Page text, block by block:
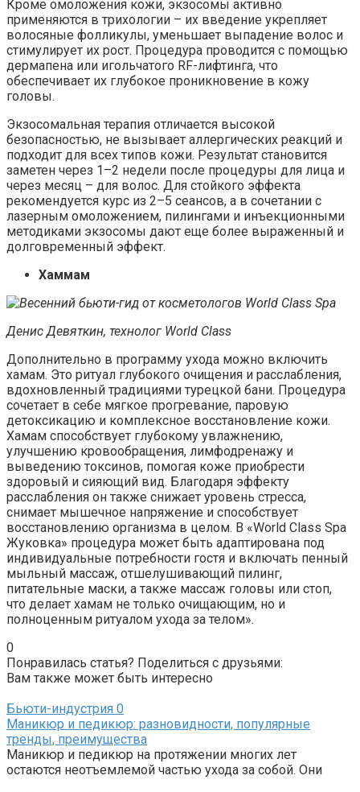
Кроме омоложения кожи, экзосомы активно
применяются в трихологии – их введение укрепляет
волосяные фолликулы, уменьшает выпадение волос и
стимулирует их рост. Процедура проводится с помощью
дермапена или игольчатого RF-лифтинга, что
обеспечивает их глубокое проникновение в кожу
головы.
Экзосомальная терапия отличается высокой
безопасностью, не вызывает аллергических реакций и
подходит для всех типов кожи. Результат становится
заметен через 1–2 недели после процедуры для лица и
через месяц – для волос. Для стойкого эффекта
рекомендуется курс из 2–5 сеансов, а в сочетании с
лазерным омоложением, пилингами и инъекционными
методиками экзосомы дают еще более выраженный и
долговременный эффект.
Хаммам
Денис Девяткин, технолог World Class
Дополнительно в программу ухода можно включить
хамам. Это ритуал глубокого очищения и расслабления,
вдохновленный традициями турецкой бани. Процедура
сочетает в себе мягкое прогревание, паровую
детоксикацию и комплексное восстановление кожи.
Хамам способствует глубокому увлажнению,
улучшению кровообращения, лимфодренажу и
выведению токсинов, помогая коже приобрести
здоровый и сияющий вид. Благодаря эффекту
расслабления он также снижает уровень стресса,
снимает мышечное напряжение и способствует
восстановлению организма в целом. В «World Class Spa
Жуковка» процедура может быть адаптирована под
индивидуальные потребности гостя и включать пенный
мыльный массаж, отшелушивающий пилинг,
питательные маски, а также массаж головы или стоп,
что делает хамам не только очищающим, но и
полноценным ритуалом ухода за телом».
0
Понравилась статья? Поделиться с друзьями:
Вам также может быть интересно
Бьюти-индустрия 0
Маникюр и педикюр: разновидности, популярные
тренды, преимущества
Маникюр и педикюр на протяжении многих лет
остаются неотъемлемой частью ухода за собой. Они